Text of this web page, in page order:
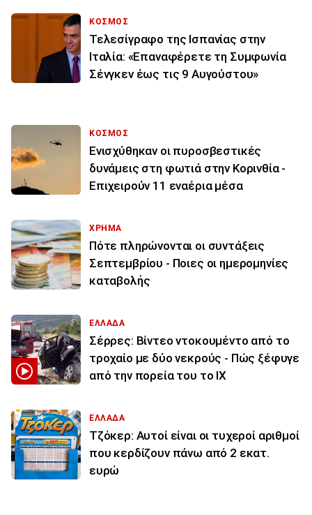
ΚΟΣΜΟΣ
Τελεσίγραφο της Ισπανίας στην
Ιταλία: «Επαναφέρετε τη Συμφωνία
Σένγκεν έως τις 9 Αυγούστου»
ΚΟΣΜΟΣ
Ενισχύθηκαν οι πυροσβεστικές
δυνάμεις στη φωτιά στην Κορινθία -
Επιχειρούν 11 εναέρια μέσα
ΧΡΗΜΑ
Πότε πληρώνονται οι συντάξεις
Σεπτεμβρίου - Ποιες οι ημερομηνίες
καταβολής
ΕΛΛΑΔΑ
Σέρρες: Βίντεο ντοκουμέντο από το
τροχαίο με δύο νεκρούς - Πώς ξέφυγε
από την πορεία του το ΙΧ
ΕΛΛΑΔΑ
Τζόκερ: Αυτοί είναι οι τυχεροί αριθμοί
που κερδίζουν πάνω από 2 εκατ.
ευρώ